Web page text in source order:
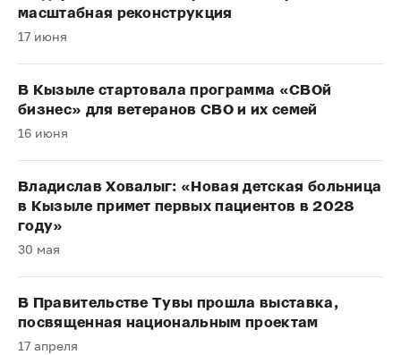
масштабная реконструкция
17 июня
В Кызыле стартовала программа «СВОй
бизнес» для ветеранов СВО и их семей
16 июня
Владислав Ховалыг: «Новая детская больница
в Кызыле примет первых пациентов в 2028
году»
30 мая
В Правительстве Тувы прошла выставка,
посвященная национальным проектам
17 апреля